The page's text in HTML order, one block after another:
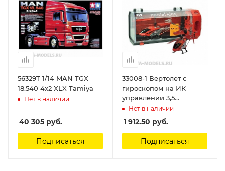
56329T 1/14 MAN TGX
18.540 4x2 XLX Tamiya
Нет в наличии
40 305 руб.
Подписаться
33008-1 Вертолет с
гироскопом на ИК
управлении 3,5
канальный,
28x9.5x12.5см, металл
Rastar
Нет в наличии
1 912.50 руб.
Подписаться